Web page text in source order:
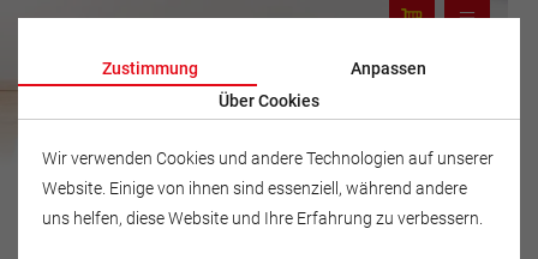
Zustimmung
Anpassen
Über Cookies
Wir verwenden Cookies und andere Technologien auf unserer
Website. Einige von ihnen sind essenziell, während andere
uns helfen, diese Website und Ihre Erfahrung zu verbessern.